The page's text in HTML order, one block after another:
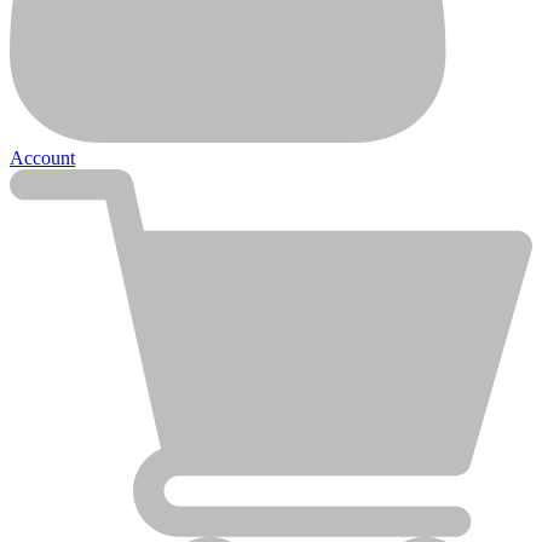
Électricité
Account
Ajouter à la liste d'envies